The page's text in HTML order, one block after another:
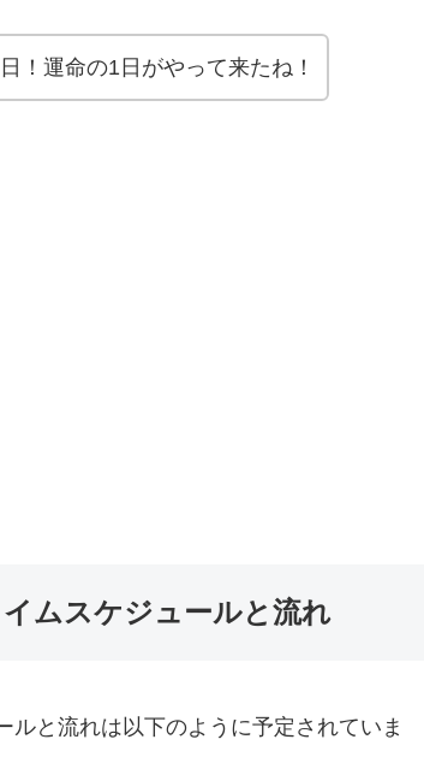
！運命の1日がやって来たね！
ムスケジュールと流れ
と流れは以下のように予定されていま